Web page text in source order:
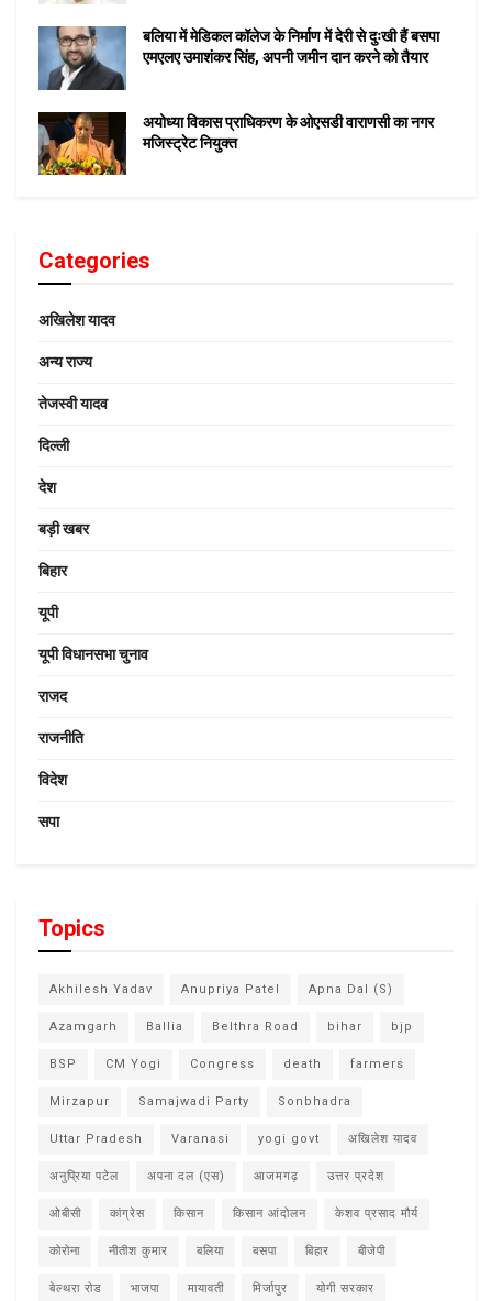
बलिया में मेडिकल कॉलेज के निर्माण में देरी से दुःखी हैं बसपा
एमएलए उमाशंकर सिंह, अपनी जमीन दान करने को तैयार
अयोध्या विकास प्राधिकरण के ओएसडी वाराणसी का नगर
मजिस्ट्रेट नियुक्त
Categories
अखिलेश यादव
अन्य राज्य
तेजस्वी यादव
दिल्ली
देश
बड़ी खबर
बिहार
यूपी
यूपी विधानसभा चुनाव
राजद
राजनीति
विदेश
सपा
Topics
Akhilesh Yadav Anupriya Patel Apna Dal (S)
Azamgarh Ballia Belthra Road bihar bjp
BSP CM Yogi Congress death farmers
Mirzapur Samajwadi Party Sonbhadra
Uttar Pradesh Varanasi yogi govt अखिलेश यादव
अनुप्रिया पटेल अपना दल (एस) आजमगढ़ उत्तर प्रदेश
ओबीसी कांग्रेस किसान किसान आंदोलन केशव प्रसाद मौर्य
कोरोना नीतीश कुमार बलिया बसपा बिहार बीजेपी
बेल्थरा रोड भाजपा मायावती मिर्जापुर योगी सरकार